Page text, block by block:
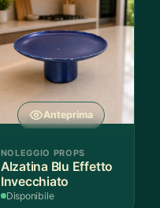
Anteprima
NOLEGGIO PROPS
Alzatina Blu Effetto
Invecchiato
Disponibile